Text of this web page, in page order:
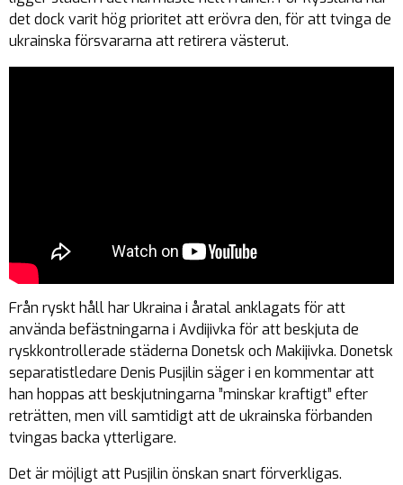
det dock varit hög prioritet att erövra den, för att tvinga de
ukrainska försvararna att retirera västerut.
Från ryskt håll har Ukraina i åratal anklagats för att
använda befästningarna i Avdijivka för att beskjuta de
ryskkontrollerade städerna Donetsk och Makijivka. Donetsk
separatistledare Denis Pusjilin säger i en kommentar att
han hoppas att beskjutningarna ”minskar kraftigt” efter
reträtten, men vill samtidigt att de ukrainska förbanden
tvingas backa ytterligare.
Det är möjligt att Pusjilin önskan snart förverkligas.